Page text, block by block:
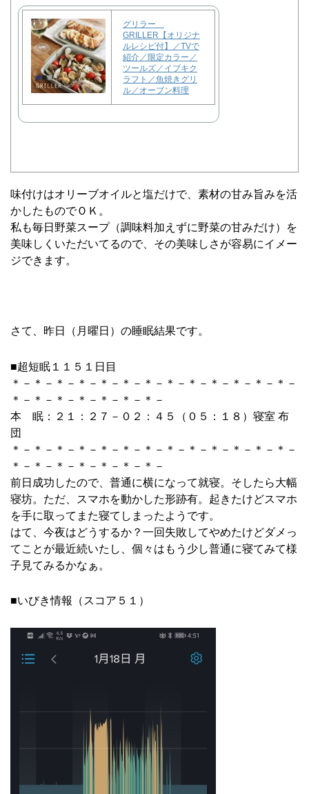
グリラー
GRILLER【オリジナ
ルレシピ付】／TVで
紹介／限定カラー／
ツールズ／イブキク
ラフト／魚焼きグリ
ル／オーブン料理
味付けはオリーブオイルと塩だけで、素材の甘み旨みを活
かしたものでＯＫ。
私も毎日野菜スープ（調味料加えずに野菜の甘みだけ）を
美味しくいただいてるので、その美味しさが容易にイメー
ジできます。
さて、昨日（月曜日）の睡眠結果です。
■超短眠１１５１日目
＊－＊－＊－＊－＊－＊－＊－＊－＊－＊－＊－＊－＊－
＊－＊－＊－＊－＊－＊－＊－
本 眠：２１：２７－０２：４５（０５：１８）寝室 布
団
＊－＊－＊－＊－＊－＊－＊－＊－＊－＊－＊－＊－＊－
＊－＊－＊－＊－＊－＊－＊－
前日成功したので、普通に横になって就寝。そしたら大幅
寝坊。ただ、スマホを動かした形跡有。起きたけどスマホ
を手に取ってまた寝てしまったようです。
はて、今夜はどうするか？一回失敗してやめたけどダメっ
てことが最近続いたし、個々はもう少し普通に寝てみて様
子見てみるかなぁ。
■いびき情報（スコア５１）